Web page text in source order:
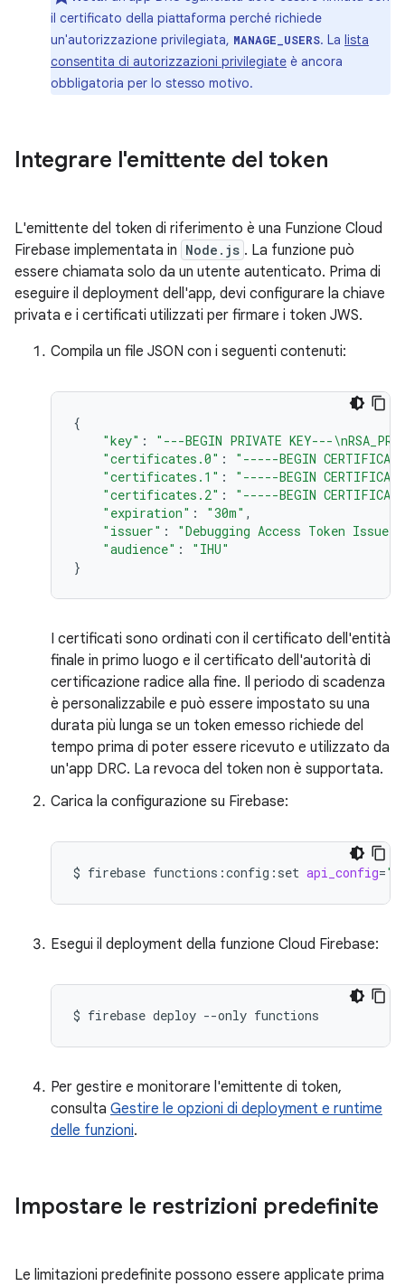
il certificato della piattaforma perché richiede
un'autorizzazione privilegiata, MANAGE_USERS. La lista
consentita di autorizzazioni privilegiate è ancora
obbligatoria per lo stesso motivo.
Integrare l'emittente del token
L'emittente del token di riferimento è una Funzione Cloud
Firebase implementata in Node.js . La funzione può
essere chiamata solo da un utente autenticato. Prima di
eseguire il deployment dell'app, devi configurare la chiave
privata e i certificati utilizzati per firmare i token JWS.
Compila un file JSON con i seguenti contenuti:
{
"key" :
"---BEGIN PRIVATE KEY---
"certificates.0" :
"-----BEGIN
"certificates.1" :
"-----BEGIN
"certificates.2" :
"-----BEGIN
"expiration" : "30m" ,
"issuer" : "Debugging Access Token Issuer"
"audience" :
"IHU"
}
I certificati sono ordinati con il certificato dell'entità
finale in primo luogo e il certificato dell'autorità di
certificazione radice alla fine. Il periodo di scadenza
è personalizzabile e può essere impostato su una
durata più lunga se un token emesso richiede del
tempo prima di poter essere ricevuto e utilizzato da
un'app DRC. La revoca del token non è supportata.
Carica la configurazione su Firebase:
$ firebase functions:config:set api_config="
Esegui il deployment della funzione Cloud Firebase:
$ firebase deploy --only functions
Per gestire e monitorare l'emittente di token,
consulta Gestire le opzioni di deployment e runtime
delle funzioni.
Impostare le restrizioni predefinite
Le limitazioni predefinite possono essere applicate prima